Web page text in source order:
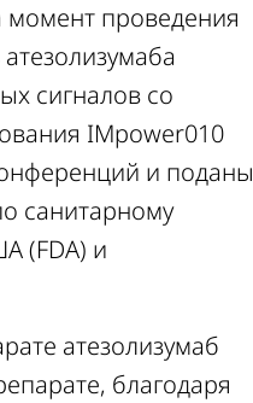
проведения
сигналов со
IMpower010
и поданы
санитарному
(FDA) и
атезолизумаб
благодаря